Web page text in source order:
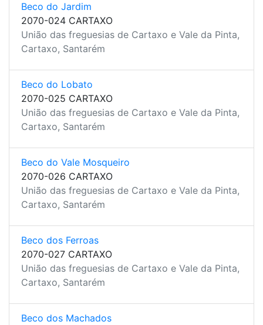
Beco do Jardim
2070-024 CARTAXO
União das freguesias de Cartaxo e Vale da Pinta,
Cartaxo, Santarém
Beco do Lobato
2070-025 CARTAXO
União das freguesias de Cartaxo e Vale da Pinta,
Cartaxo, Santarém
Beco do Vale Mosqueiro
2070-026 CARTAXO
União das freguesias de Cartaxo e Vale da Pinta,
Cartaxo, Santarém
Beco dos Ferroas
2070-027 CARTAXO
União das freguesias de Cartaxo e Vale da Pinta,
Cartaxo, Santarém
Beco dos Machados